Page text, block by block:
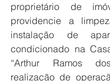
proprietário de
providencie a
instalação de
condicionado na
“Arthur Ramos
realização de